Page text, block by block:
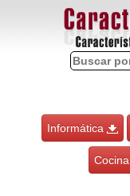
Informática
Cocina